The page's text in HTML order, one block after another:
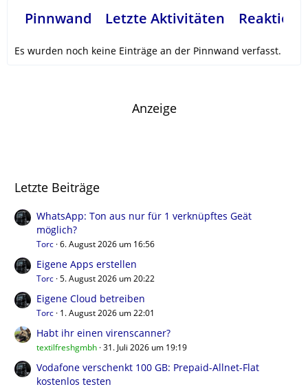
Pinnwand Letzte Aktivitäten
Es wurden noch keine Einträge an der Pinnwand verfasst.
Anzeige
Letzte Beiträge
WhatsApp: Ton aus nur für 1 verknüpftes Geät
möglich?
Torc 6. August 2026 um 16:56
Eigene Apps erstellen
Torc 5. August 2026 um 20:22
Eigene Cloud betreiben
Torc 1. August 2026 um 22:01
Habt ihr einen virenscanner?
textilfreshgmbh 31. Juli 2026 um 19:19
Vodafone verschenkt 100 GB: Prepaid-Allnet-Flat
kostenlos testen